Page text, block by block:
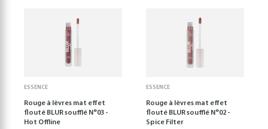
ESSENCE
Rouge à lèvres mat effet
flouté BLUR soufflé N°03 -
Hot Offline
ESSENCE
Rouge à lèvres mat effet
flouté BLUR soufflé N°02 -
Spice Filter